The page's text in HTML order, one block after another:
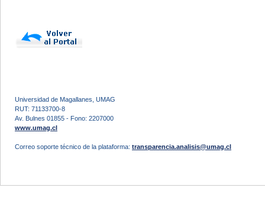
Universidad de Magallanes, UMAG
RUT: 71133700-8
Av. Bulnes 01855 - Fono: 2207000
www.umag.cl
Correo soporte técnico de la plataforma: transparencia.analisis@umag.cl